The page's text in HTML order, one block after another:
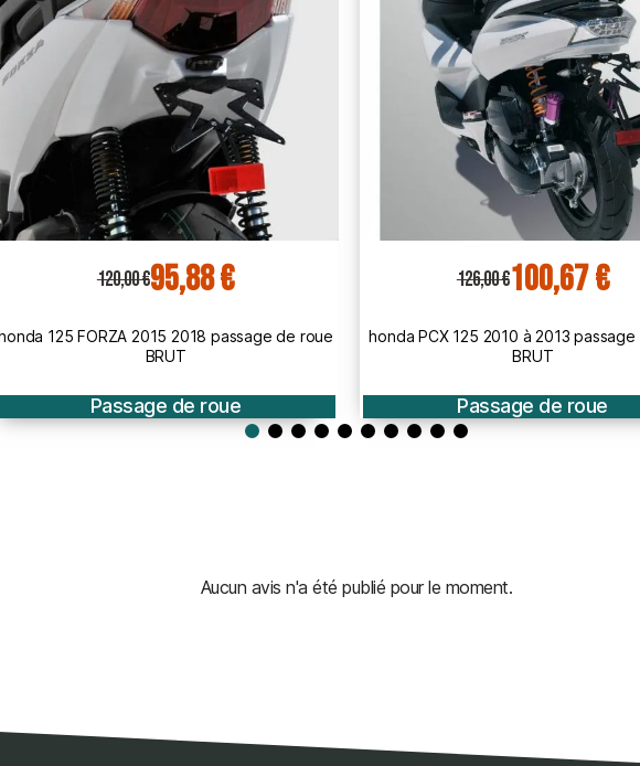
126,00 €100,67 €
honda PCX 125 2010 à 2013 passage de roue
BRUT
Passage de roue
112,00 €89,49 €
KAWASAKI 300 NINJA 2013 2017
roue BRUT A PEINDRE
Passage de roue
Aucun avis n'a été publié pour le moment.